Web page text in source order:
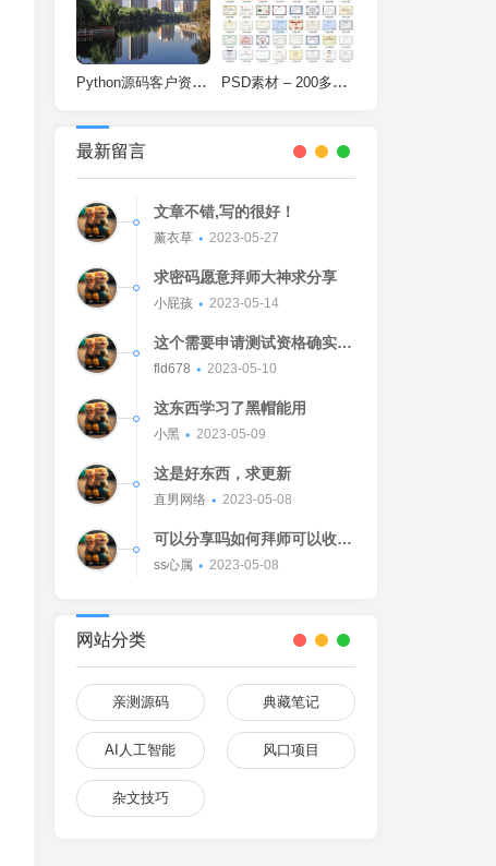
Python源码客户资料管理系统V2.2一键运行 PSD素材 – 200多种类型证书PSD源码
最新留言
文章不错,写的很好！
薰衣草 2023-05-27
求密码愿意拜师大神求分享
小屁孩 2023-05-14
这个需要申请测试资格确实不
错的东西
fld678 2023-05-10
这东西学习了黑帽能用
小黑 2023-05-09
这是好东西，求更新
直男网络 2023-05-08
可以分享吗如何拜师可以收我
吗[Watermelon]
ss心属 2023-05-08
网站分类
亲测源码 典藏笔记
AI人工智能 风口项目
杂文技巧